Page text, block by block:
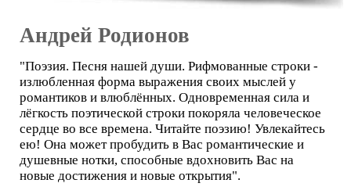
Андрей Родионов
"Поэзия. Песня нашей души. Рифмованные строки -
излюбленная форма выражения своих мыслей у
романтиков и влюблённых. Одновременная сила и
лёгкость поэтической строки покоряла человеческое
сердце во все времена. Читайте поэзию! Увлекайтесь
ею! Она может пробудить в Вас романтические и
душевные нотки, способные вдохновить Вас на
новые достижения и новые открытия".